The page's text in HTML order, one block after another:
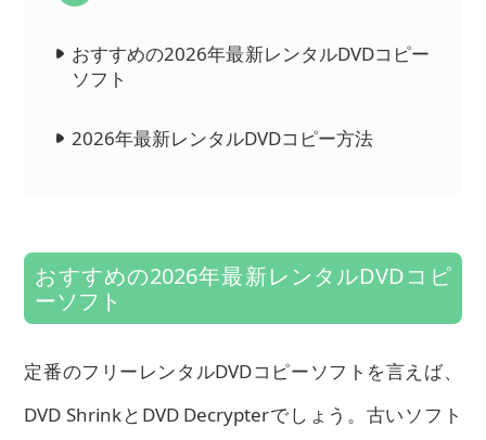
おすすめの2026年最新レンタルDVDコピー
ソフト
2026年最新レンタルDVDコピー方法
おすすめの2026年最新レンタルDVDコピ
ーソフト
定番のフリーレンタルDVDコピーソフトを言えば、
DVD ShrinkとDVD Decrypterでしょう。古いソフト